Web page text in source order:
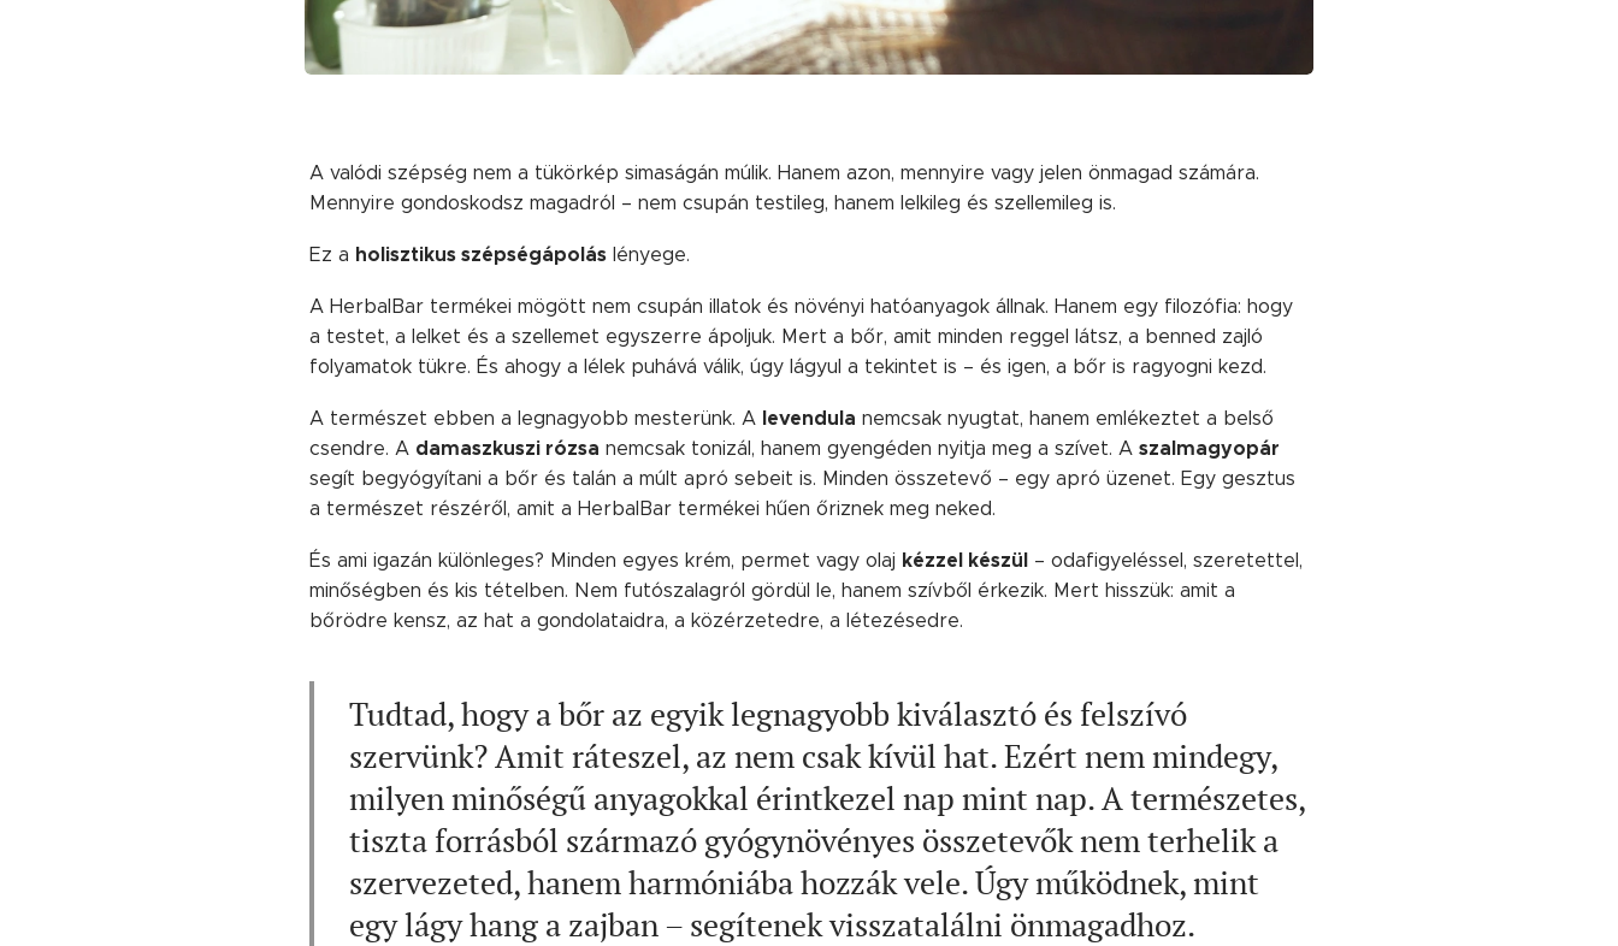
A valódi szépség nem a tükörkép simaságán múlik. Hanem azon, mennyire vagy jelen önmagad számára.
Mennyire gondoskodsz magadról – nem csupán testileg, hanem lelkileg és szellemileg is.
Ez a holisztikus szépségápolás lényege.
A HerbalBar termékei mögött nem csupán illatok és növényi hatóanyagok állnak. Hanem egy filozófia: hogy
a testet, a lelket és a szellemet egyszerre ápoljuk. Mert a bőr, amit minden reggel látsz, a benned zajló
folyamatok tükre. És ahogy a lélek puhává válik, úgy lágyul a tekintet is – és igen, a bőr is ragyogni kezd.
A természet ebben a legnagyobb mesterünk. A levendula nemcsak nyugtat, hanem emlékeztet a belső
csendre. A damaszkuszi rózsa nemcsak tonizál, hanem gyengéden nyitja meg a szívet. A szalmagyopár
segít begyógyítani a bőr és talán a múlt apró sebeit is. Minden összetevő – egy apró üzenet. Egy gesztus
a természet részéről, amit a HerbalBar termékei hűen őriznek meg neked.
És ami igazán különleges? Minden egyes krém, permet vagy olaj kézzel készül – odafigyeléssel, szeretettel,
minőségben és kis tételben. Nem futószalagról gördül le, hanem szívből érkezik. Mert hisszük: amit a
bőrödre kensz, az hat a gondolataidra, a közérzetedre, a létezésedre.
Tudtad, hogy a bőr az egyik legnagyobb kiválasztó és felszívó
szervünk? Amit ráteszel, az nem csak kívül hat. Ezért nem mindegy,
milyen minőségű anyagokkal érintkezel nap mint nap. A természetes,
tiszta forrásból származó gyógynövényes összetevők nem terhelik a
szervezeted, hanem harmóniába hozzák vele. Úgy működnek, mint
egy lágy hang a zajban – segítenek visszatalálni önmagadhoz.